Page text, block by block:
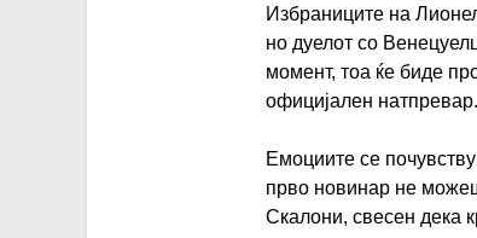
Избраниците на
но дуелот со
момент, тоа ќе биде
официјален натпревар.
Емоциите се
прво новинар не
Скалони, свесен дека